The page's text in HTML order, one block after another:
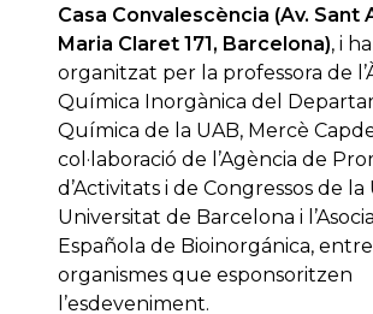
Casa Convalescència (Av. Sant
Maria Claret 171, Barcelona), i
organitzat per la professora de
Química Inorgànica del
Química de la UAB, Mercè
col·laboració de l’Agència de
d’Activitats i de Congressos de la
Universitat de Barcelona i
Española de Bioinorgánica,
organismes que esponsoritzen
l’esdeveniment.